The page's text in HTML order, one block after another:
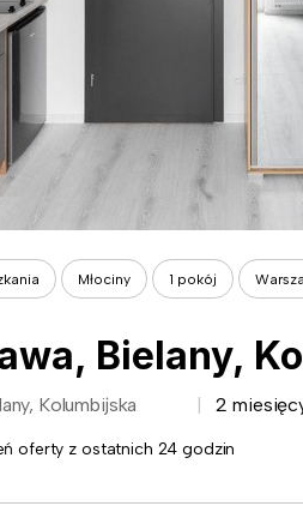
Młociny 1 pokój
Bielany,
Kolumbijska 2
oferty z ostatnich 24 godzin